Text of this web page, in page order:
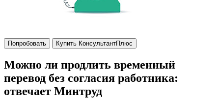
Попробовать Купить КонсультантПлюс
Можно ли продлить временный
перевод без согласия работника:
отвечает Минтруд